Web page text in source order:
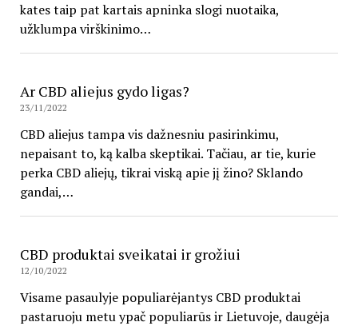
kates taip pat kartais apninka slogi nuotaika,
užklumpa virškinimo…
Ar CBD aliejus gydo ligas?
23/11/2022
CBD aliejus tampa vis dažnesniu pasirinkimu,
nepaisant to, ką kalba skeptikai. Tačiau, ar tie, kurie
perka CBD aliejų, tikrai viską apie jį žino? Sklando
gandai,…
CBD produktai sveikatai ir grožiui
12/10/2022
Visame pasaulyje populiarėjantys CBD produktai
pastaruoju metu ypač populiarūs ir Lietuvoje, daugėja